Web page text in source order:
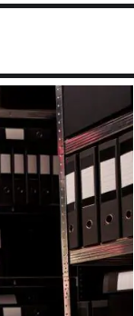
Empresas